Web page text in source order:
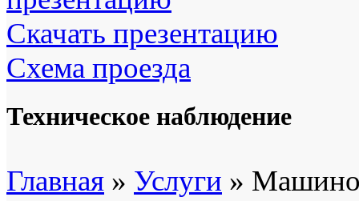
Скачать презентацию
Схема проезда
Техническое наблюдение
Главная » Услуги »